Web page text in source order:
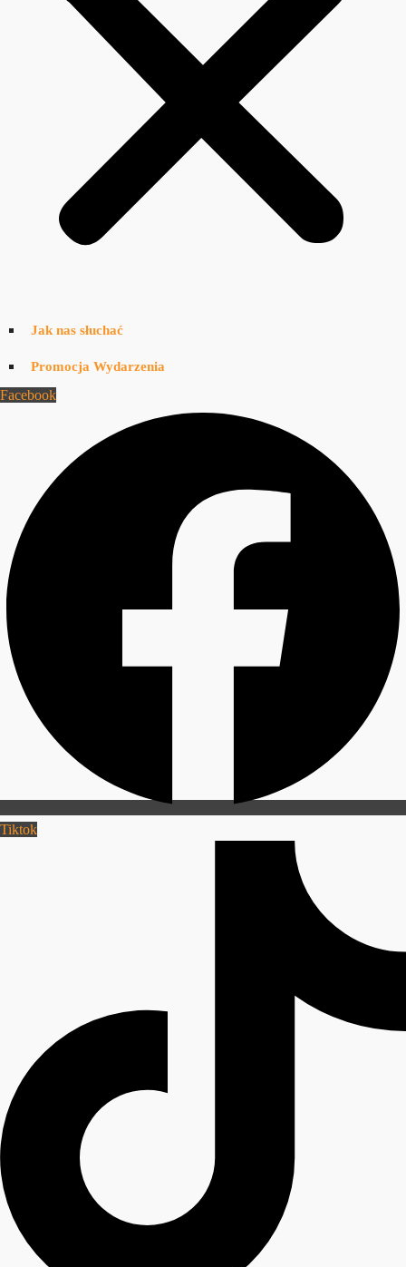
Jak nas słuchać
Promocja Wydarzenia
Facebook
Tiktok